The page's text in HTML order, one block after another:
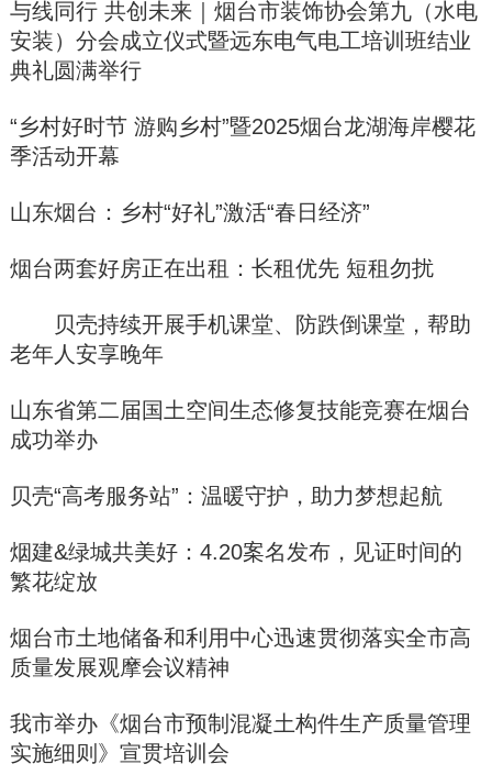
与线同行 共创未来｜烟台市装饰协会第九（水电
安装）分会成立仪式暨远东电气电工培训班结业
典礼圆满举行
“乡村好时节 游购乡村”暨2025烟台龙湖海岸樱花
季活动开幕
山东烟台：乡村“好礼”激活“春日经济”
烟台两套好房正在出租：长租优先 短租勿扰
贝壳持续开展手机课堂、防跌倒课堂，帮助
老年人安享晚年
山东省第二届国土空间生态修复技能竞赛在烟台
成功举办
贝壳“高考服务站”：温暖守护，助力梦想起航
烟建&绿城共美好：4.20案名发布，见证时间的
繁花绽放
烟台市土地储备和利用中心迅速贯彻落实全市高
质量发展观摩会议精神
我市举办《烟台市预制混凝土构件生产质量管理
实施细则》宣贯培训会